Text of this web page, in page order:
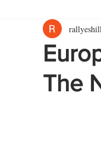
Interview
The